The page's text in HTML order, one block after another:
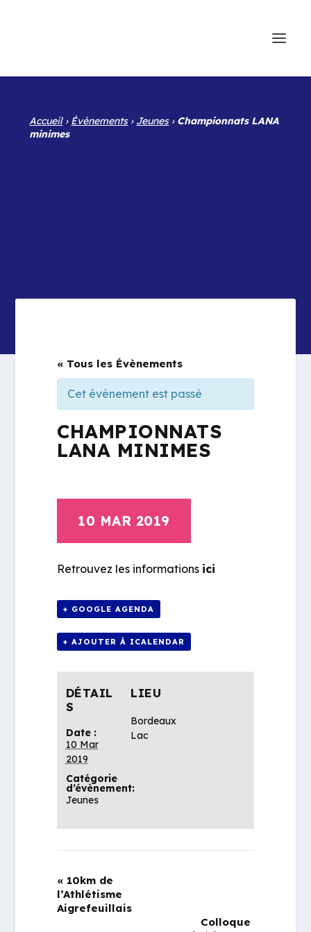
Accueil› Évènements› Jeunes› Championnats LANA
minimes
« Tous les Évènements
Cet évènement est passé
CHAMPIONNATS
LANA MINIMES
10 MAR 2019
Retrouvez les informations ici
+ GOOGLE AGENDA
+ AJOUTER À ICALENDAR
DÉTAIL
S
Date :
10 Mar
2019
Catégorie
d’évènement:
Jeunes
LIEU
Bordeaux
Lac
« 10km de
l’Athlétisme
Aigrefeuillais
Colloque